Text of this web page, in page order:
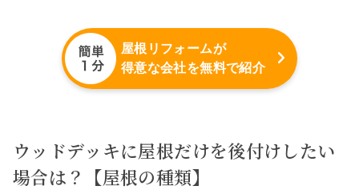
屋根リフォームが
得意な会社を無料で紹介
ウッドデッキに屋根だけを後付けしたい
場合は？【屋根の種類】